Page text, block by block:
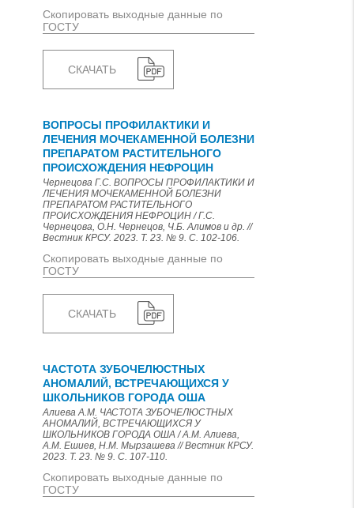
Скопировать выходные данные по
ГОСТУ
СКАЧАТЬ
ВОПРОСЫ ПРОФИЛАКТИКИ И
ЛЕЧЕНИЯ МОЧЕКАМЕННОЙ БОЛЕЗНИ
ПРЕПАРАТОМ РАСТИТЕЛЬНОГО
ПРОИСХОЖДЕНИЯ НЕФРОЦИН
Чернецова Г.С. ВОПРОСЫ ПРОФИЛАКТИКИ И
ЛЕЧЕНИЯ МОЧЕКАМЕННОЙ БОЛЕЗНИ
ПРЕПАРАТОМ РАСТИТЕЛЬНОГО
ПРОИСХОЖДЕНИЯ НЕФРОЦИН / Г.С.
Чернецова, О.Н. Чернецов, Ч.Б. Алимов и др. //
Вестник КРСУ. 2023. Т. 23. № 9. С. 102-106.
Скопировать выходные данные по
ГОСТУ
СКАЧАТЬ
ЧАСТОТА ЗУБОЧЕЛЮСТНЫХ
АНОМАЛИЙ, ВСТРЕЧАЮЩИХСЯ У
ШКОЛЬНИКОВ ГОРОДА ОША
Алиева А.М. ЧАСТОТА ЗУБОЧЕЛЮСТНЫХ
АНОМАЛИЙ, ВСТРЕЧАЮЩИХСЯ У
ШКОЛЬНИКОВ ГОРОДА ОША / А.М. Алиева,
А.М. Ешиев, Н.М. Мырзашева // Вестник КРСУ.
2023. Т. 23. № 9. С. 107-110.
Скопировать выходные данные по
ГОСТУ